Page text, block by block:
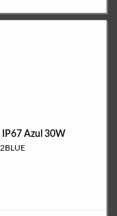
IP67 Azul 30W